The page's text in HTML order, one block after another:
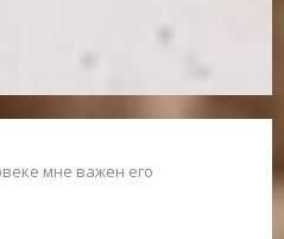
мне важен его